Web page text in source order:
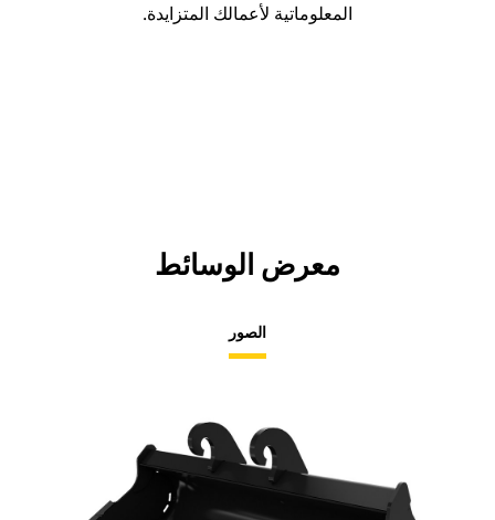
المعلوماتية لأعمالك المتزايدة.
معرض الوسائط
الصور